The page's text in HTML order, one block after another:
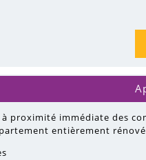
proximité immédiate des
entièrement